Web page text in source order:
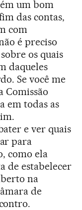
um bom
das contas,
com
é preciso
os quais
daqueles
Se você me
Comissão
em todas as
e ver quais
para
como ela
de estabelecer
na
de